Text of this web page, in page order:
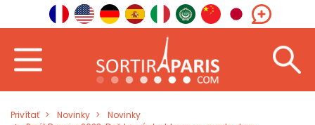
Privítať Novinky
Novinky